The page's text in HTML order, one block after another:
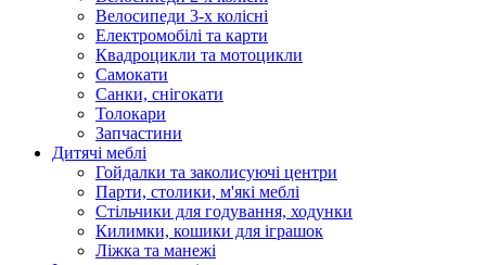
Велосипеди 3-х колісні
Електромобілі та карти
Квадроцикли та мотоцикли
Самокати
Санки, снігокати
Толокари
Запчастини
Дитячі меблі
Гойдалки та заколисуючі центри
Парти, столики, м'які меблі
Стільчики для годування, ходунки
Килимки, кошики для іграшок
Ліжка та манежі